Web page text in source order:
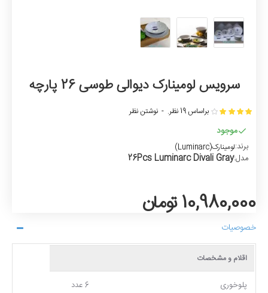
سرویس لومینارک دیوالی طوسی 26 پارچه
موجود
برند:لومینارک(Luminarc)
مدل:26Pcs Luminarc Divali Gray
براساس 19 نظر. - نوشتن نظر
10,980,000 تومان
خصوصیات
اقلام و مشخصات
پلوخوری 6 عدد